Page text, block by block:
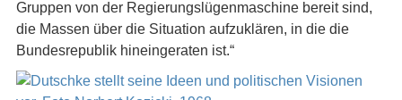
Gruppen von der Regierungslügenmaschine bereit sind,
die Massen über die Situation aufzuklären, in die die
Bundesrepublik hineingeraten ist.“